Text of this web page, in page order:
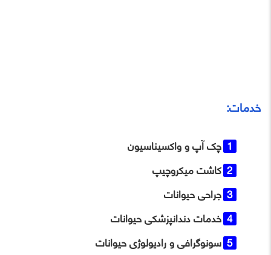
خدمات:
چک آپ و واکسیناسیون
کاشت میکروچیپ
جراحی حیوانات
خدمات دندانپزشکی حیوانات
سونوگرافی و رادیولوژی حیوانات